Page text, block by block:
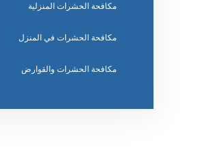
مكافحة الحشرات المنزلية
مكافحة الحشرات في المنزل
مكافحة الحشرات والقوارض